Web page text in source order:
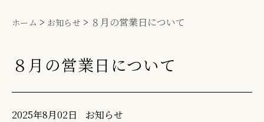
ホーム > お知らせ > ８月の営業日について
８月の営業日について
2025年8月02日 お知らせ